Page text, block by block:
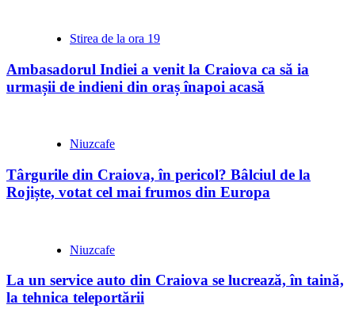
Stirea de la ora 19
Ambasadorul Indiei a venit la Craiova ca să ia
urmașii de indieni din oraș înapoi acasă
Niuzcafe
Târgurile din Craiova, în pericol? Bâlciul de la
Rojiște, votat cel mai frumos din Europa
Niuzcafe
La un service auto din Craiova se lucrează, în taină,
la tehnica teleportării